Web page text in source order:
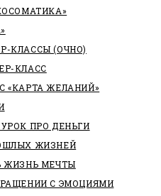
КЛАССЫ (ОЧНО)
КЛАСС
«КАРТА ЖЕЛАНИЙ»
ПРО ДЕНЬГИ
ЖИЗНЕЙ
ЖИЗНЬ МЕЧТЫ
С ЭМОЦИЯМИ